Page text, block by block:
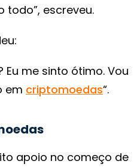
todo”, escreveu.
Eu me sinto ótimo. Vou
em criptomoedas“.
apoio no começo de